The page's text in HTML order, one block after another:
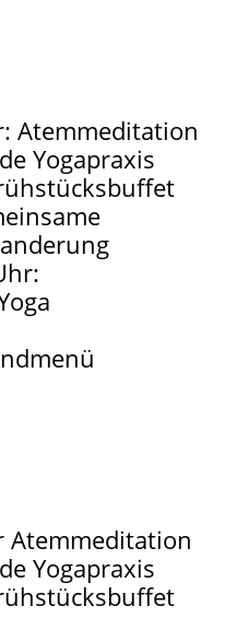
Atemmeditation
Yogapraxis
Atemmeditation
Yogapraxis